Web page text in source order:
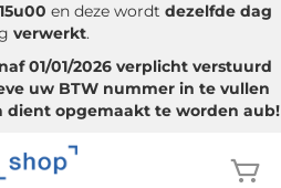
en deze wordt dezelfde dag
verwerkt.
01/01/2026 verplicht verstuurd
uw BTW nummer in te vullen
dient opgemaakt te worden aub!
naar